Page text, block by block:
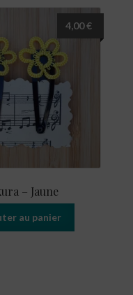
– Jaune
4,00€
au panier